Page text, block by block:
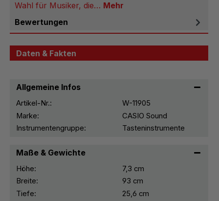
Wahl für Musiker, die… Mehr
Bewertungen
Daten & Fakten
Allgemeine Infos
Artikel-Nr.:
W-11905
Marke:
CASIO Sound
Instrumentengruppe:
Tasteninstrumente
Maße & Gewichte
Höhe:
7,3 cm
Breite:
93 cm
Tiefe:
25,6 cm